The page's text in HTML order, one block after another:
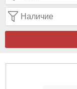
Наличие